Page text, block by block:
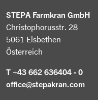
Karriere
STEPA Farmkran GmbH
Christophorusstr. 28
5061 Elsbethen
Österreich
T +43 662 636404 - 0
office@stepakran.com